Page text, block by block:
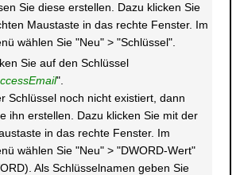
Sie diese erstellen. Dazu klicken Sie
Maustaste in das rechte Fenster. Im
wählen Sie "Neu" > "Schlüssel".
Sie auf den Schlüssel
".
Schlüssel noch nicht existiert, dann
ihn erstellen. Dazu klicken Sie mit der
in das rechte Fenster. Im
wählen Sie "Neu" > "DWORD-Wert"
Als Schlüsselnamen geben Sie